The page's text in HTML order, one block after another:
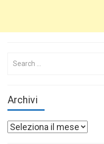
Search
Archivi
Archivi